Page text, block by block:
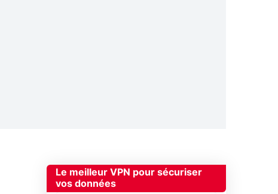
Le meilleur VPN pour sécuriser
vos données